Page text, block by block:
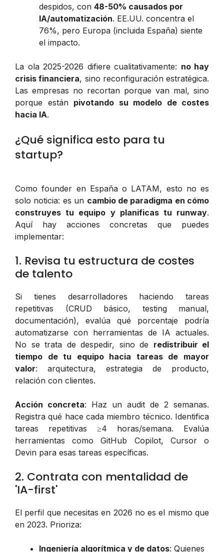
despidos, con 48-50% causados por
IA/automatización. EE.UU. concentra el
76%, pero Europa (incluida España) siente
el impacto.
La ola 2025-2026 difiere cualitativamente: no hay
crisis financiera, sino reconfiguración estratégica.
Las empresas no recortan porque van mal, sino
porque están pivotando su modelo de costes
hacia IA.
¿Qué significa esto para tu
startup?
Como founder en España o LATAM, esto no es
solo noticia: es un cambio de paradigma en cómo
construyes tu equipo y planificas tu runway.
Aquí hay acciones concretas que puedes
implementar:
1. Revisa tu estructura de costes
de talento
Si tienes desarrolladores haciendo tareas
repetitivas (CRUD básico, testing manual,
documentación), evalúa qué porcentaje podría
automatizarse con herramientas de IA actuales.
No se trata de despedir, sino de redistribuir el
tiempo de tu equipo hacia tareas de mayor
valor: arquitectura, estrategia de producto,
relación con clientes.
Acción concreta: Haz un audit de 2 semanas.
Registra qué hace cada miembro técnico. Identifica
tareas repetitivas ≥4 horas/semana. Evalúa
herramientas como GitHub Copilot, Cursor o
Devin para esas tareas específicas.
2. Contrata con mentalidad de
'IA-first'
El perfil que necesitas en 2026 no es el mismo que
en 2023. Prioriza:
Ingeniería algorítmica y de datos: Quienes